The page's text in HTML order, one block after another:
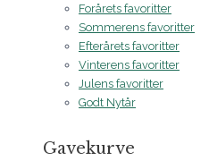
Forårets favoritter
Sommerens favoritter
Efterårets favoritter
Vinterens favoritter
Julens favoritter
Godt Nytår
Gavekurve